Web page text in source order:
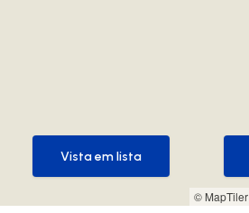
© MapTiler
Vista em lista
Vista em lista